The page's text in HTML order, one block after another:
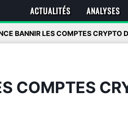
ACTUALITÉS ANALYSES
BANNIR LES COMPTES CRYPTO
COMPTES